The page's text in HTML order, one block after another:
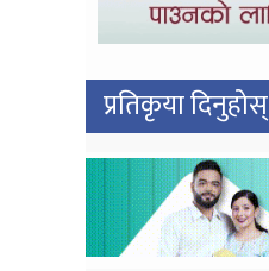
प्रतिकृया दिनुहोस्